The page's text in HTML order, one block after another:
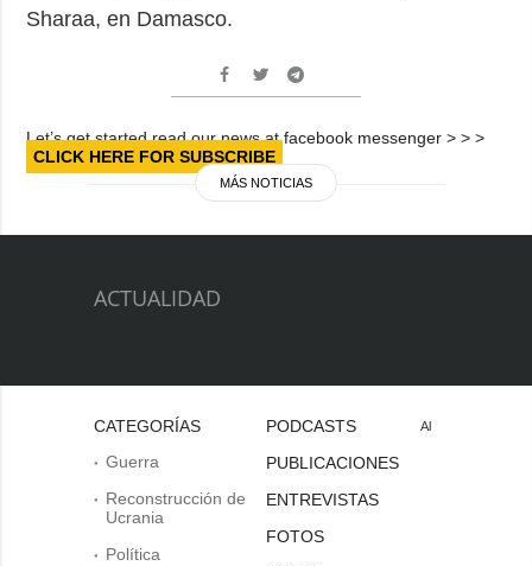
Sharaa, en Damasco.
Let’s get started read our news at facebook messenger > > >
CLICK HERE FOR SUBSCRIBE
MÁS NOTICIAS
ACTUALIDAD
CATEGORÍAS
Guerra
Reconstrucción de
Ucrania
Política
PODCASTS
PUBLICACIONES
ENTREVISTAS
FOTOS
Al